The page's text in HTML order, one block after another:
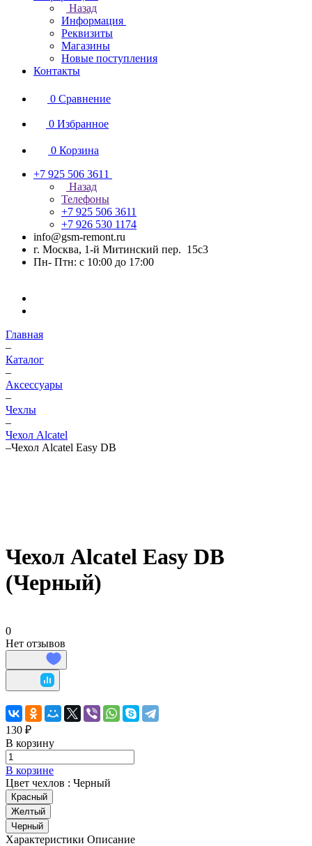
Назад
Информация
Реквизиты
Магазины
Новые поступления
Контакты
0 Сравнение
0 Избранное
0 Корзина
+7 925 506 3611
Назад
Телефоны
+7 925 506 3611
+7 926 530 1174
info@gsm-remont.ru
г. Москва, 1-й Митинский пер. 15с3
Пн- Птн: с 10:00 до 17:00
Главная
–
Каталог
–
Аксессуары
–
Чехлы
–
Чехол Alcatel
–Чехол Alcatel Easy DB
Чехол Alcatel Easy DB
(Черный)
0
Нет отзывов
130 ₽
В корзину
В корзине
Цвет чехлов : Черный
Красный
Желтый
Черный
Характеристики Описание